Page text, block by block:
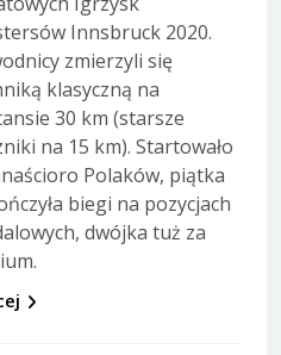
Innsbruck 2020.
zmierzyli się
klasyczną na
30 km (starsze
na 15 km). Startowało
Polaków, piątka
biegi na pozycjach
dwójka tuż za